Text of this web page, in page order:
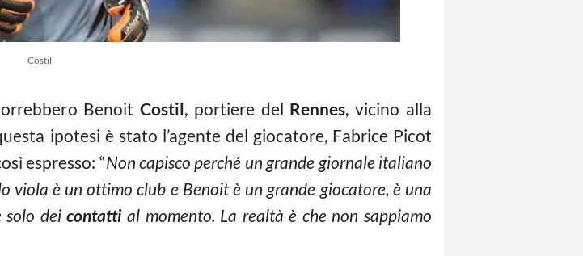
Costil
BenoitCostil, portiere del Rennes, vicino alla
ipotesi è stato l’agente del giocatore, Fabrice Picot
espresso: “Non capisco perché un grande giornale italiano
viola è un ottimo club e Benoit è un grande giocatore, è una
solo deicontattial momento. La realtà è che non sappiamo